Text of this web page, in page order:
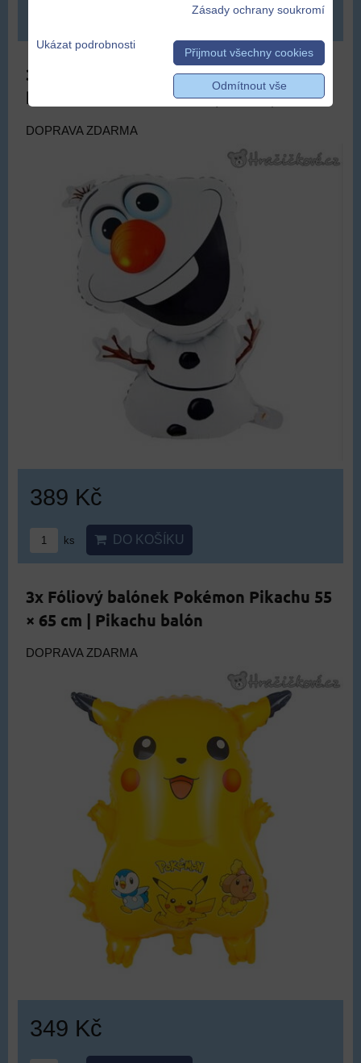
3x Foliový balón Olaf z Ledového
království, vel. 72x43cm (Frozen)
DOPRAVA ZDARMA
389 Kč
ks DO KOŠÍKU
3x Fóliový balónek Pokémon Pikachu 55
× 65 cm | Pikachu balón
DOPRAVA ZDARMA
349 Kč
Zásady ochrany soukromí
Ukázat podrobnosti
Přijmout všechny cookies
Odmítnout vše